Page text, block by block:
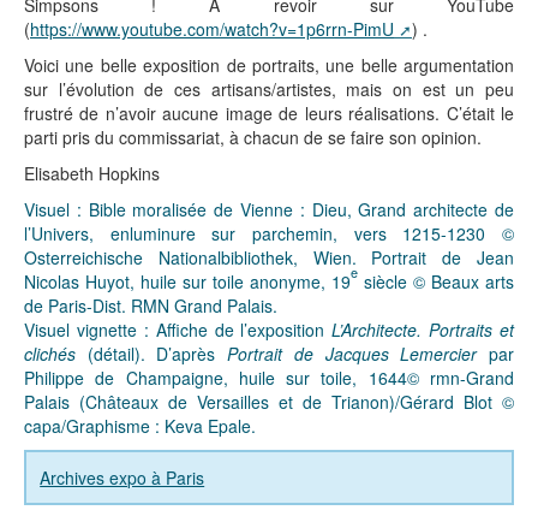
Simpsons ! À revoir sur YouTube
(https://www.youtube.com/watch?v=1p6rrn-PimU
) .
Voici une belle exposition de portraits, une belle argumentation
sur l’évolution de ces artisans/artistes, mais on est un peu
frustré de n’avoir aucune image de leurs réalisations. C’était le
parti pris du commissariat, à chacun de se faire son opinion.
Elisabeth Hopkins
Visuel : Bible moralisée de Vienne : Dieu, Grand architecte de
l’Univers, enluminure sur parchemin, vers 1215-1230 ©
Osterreichische Nationalbibliothek, Wien. Portrait de Jean
Nicolas Huyot, huile sur toile anonyme, 19e siècle © Beaux arts
de Paris-Dist. RMN Grand Palais.
Visuel vignette : Affiche de l’expositionL’Architecte. Portraits et
clichés (détail). D’aprèsPortrait de Jacques Lemercierpar
Philippe de Champaigne, huile sur toile, 1644© rmn-Grand
Palais (Châteaux de Versailles et de Trianon)/Gérard Blot ©
capa/Graphisme : Keva Epale.
Archives expo à Paris